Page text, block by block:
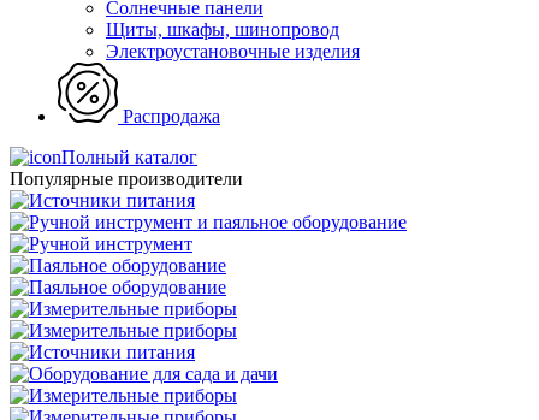
Солнечные панели
Щиты, шкафы, шинопровод
Электроустановочные изделия
Распродажа
Полный каталог
Популярные производители